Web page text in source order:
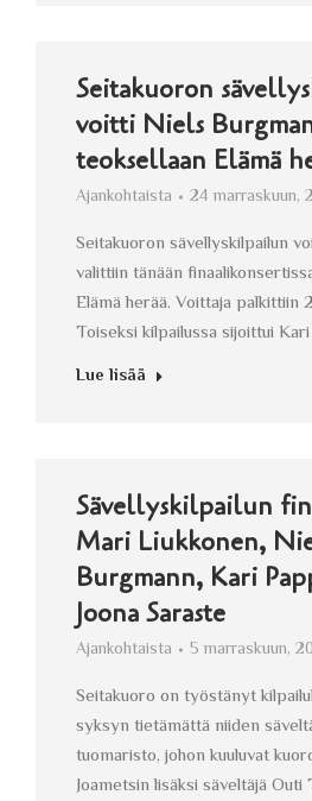
Seitakuoron
voitti Niels
teoksellaan Elämä
Ajankohtaista 24 marraskuun,
Seitakuoron sävellyskilpailun
valittiin tänään
Elämä herää. Voittaja palkittiin
Toiseksi kilpailussa sijoittui
Lue lisää
Sävellyskilpailun
Mari Liukkonen,
Burgmann, Kari
Joona Saraste
Ajankohtaista 5 marraskuun,
Seitakuoro on työstänyt
syksyn tietämättä niiden
tuomaristo, johon kuuluvat
Joametsin lisäksi säveltäjä Outi